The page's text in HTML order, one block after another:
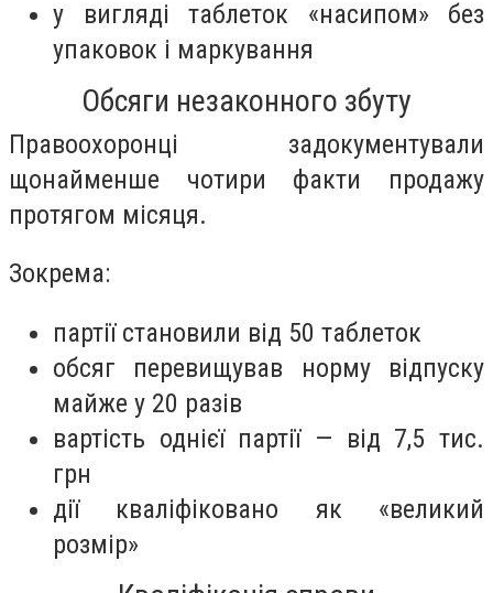
у вигляді таблеток «насипом» без
упаковок і маркування
Обсяги незаконного збуту
Правоохоронці задокументували
щонайменше чотири факти продажу
протягом місяця.
Зокрема:
партії становили від 50 таблеток
обсяг перевищував норму відпуску
майже у 20 разів
вартість однієї партії — від 7,5 тис.
грн
дії кваліфіковано як «великий
розмір»